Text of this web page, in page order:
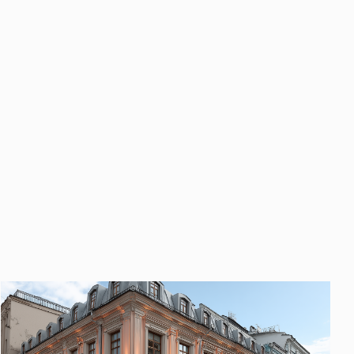
«Отправить», вы даете свое
и использование ваших
свое согласие
данных